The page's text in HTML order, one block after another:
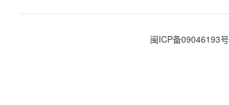
闽ICP备09046193号